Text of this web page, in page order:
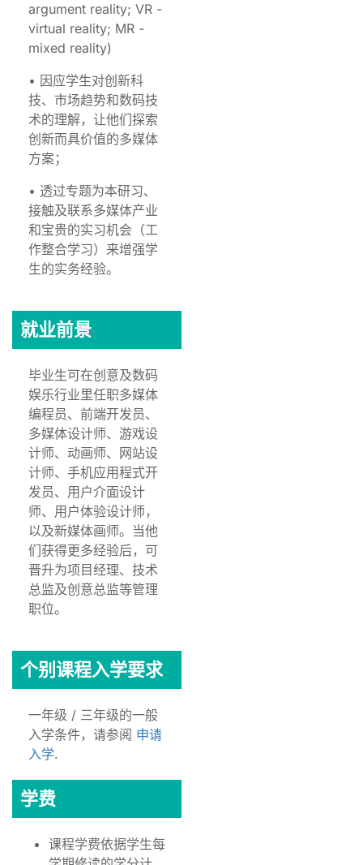
argument reality; VR -
virtual reality; MR -
mixed reality)
• 因应学生对创新科
技、市场趋势和数码技
术的理解，让他们探索
创新而具价值的多媒体
方案；
• 透过专题为本研习、
接触及联系多媒体产业
和宝贵的实习机会（工
作整合学习）来增强学
生的实务经验。
就业前景
毕业生可在创意及数码
娱乐行业里任职多媒体
编程员、前端开发员、
多媒体设计师、游戏设
计师、动画师、网站设
计师、手机应用程式开
发员、用户介面设计
师、用户体验设计师，
以及新媒体画师。当他
们获得更多经验后，可
晋升为项目经理、技术
总监及创意总监等管理
职位。
个别课程入学要求
一年级 / 三年级的一般
入学条件，请参阅 申请
入学.
学费
课程学费依据学生每